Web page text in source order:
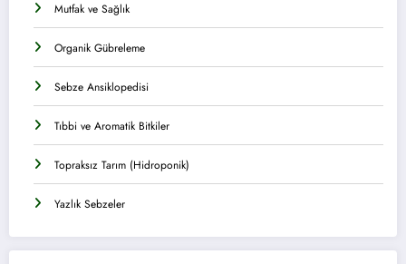
Mutfak ve Sağlık
Organik Gübreleme
Sebze Ansiklopedisi
Tıbbi ve Aromatik Bitkiler
Topraksız Tarım (Hidroponik)
Yazlık Sebzeler